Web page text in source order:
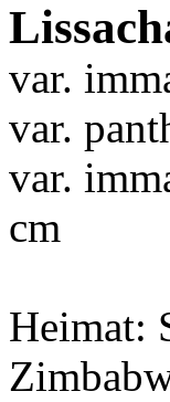
var.
var.
var.
cm
Heimat: